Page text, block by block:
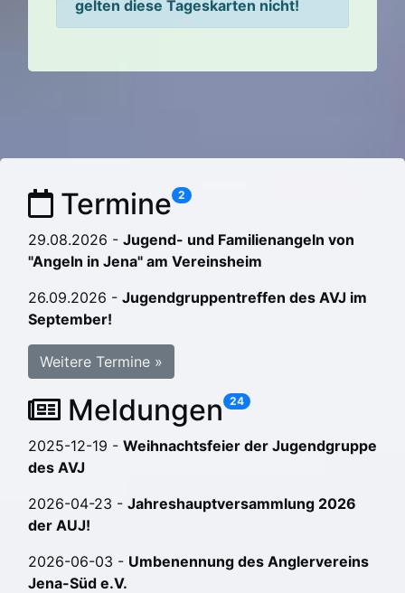
gelten diese Tageskarten nicht!
Termine 2
29.08.2026 - Jugend- und Familienangeln von
"Angeln in Jena" am Vereinsheim
26.09.2026 - Jugendgruppentreffen des AVJ im
September!
Weitere Termine »
Meldungen 24
2025-12-19 - Weihnachtsfeier der Jugendgruppe
des AVJ
2026-04-23 - Jahreshauptversammlung 2026
der AUJ!
2026-06-03 - Umbenennung des Anglervereins
Jena-Süd e.V.